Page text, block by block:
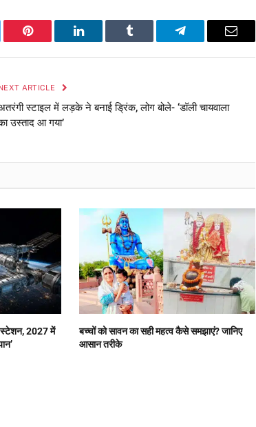
Pinterest LinkedIn Tumblr Telegram Email
ARTICLE
स्टाइल में लड़के ने बनाई ड्रिंक, लोग बोले- ‘डॉली चायवाला
उस्ताद आ गया’
स्टेशन, 2027 में
बच्चों को सावन का सही महत्व कैसे समझाएं? जानिए
आसान तरीके